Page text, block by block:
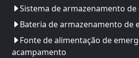
Sistema de armazenamento
Bateria de armazenamento de
Fonte de alimentação de
acampamento